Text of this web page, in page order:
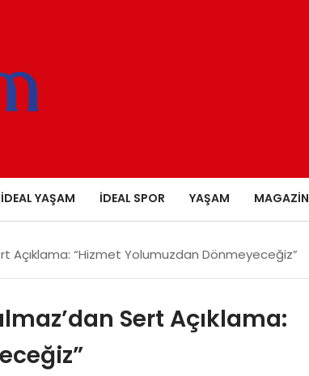
İDEAL YAŞAM İDEAL SPOR YAŞAM MAGAZIN
Açıklama: “Hizmet Yolumuzdan Dönmeyeceğiz”
Sert Açıklama: